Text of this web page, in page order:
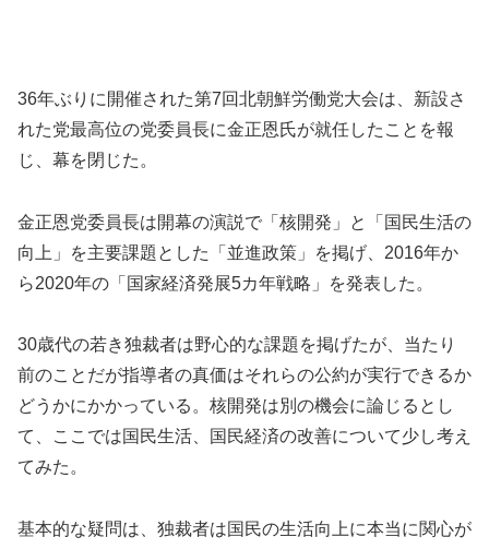
36年ぶりに開催された第7回北朝鮮労働党大会は、新設さ
れた党最高位の党委員長に金正恩氏が就任したことを報
じ、幕を閉じた。
金正恩党委員長は開幕の演説で「核開発」と「国民生活の
向上」を主要課題とした「並進政策」を掲げ、2016年か
ら2020年の「国家経済発展5カ年戦略」を発表した。
30歳代の若き独裁者は野心的な課題を掲げたが、当たり
前のことだが指導者の真価はそれらの公約が実行できるか
どうかにかかっている。核開発は別の機会に論じるとし
て、ここでは国民生活、国民経済の改善について少し考え
てみた。
基本的な疑問は、独裁者は国民の生活向上に本当に関心が